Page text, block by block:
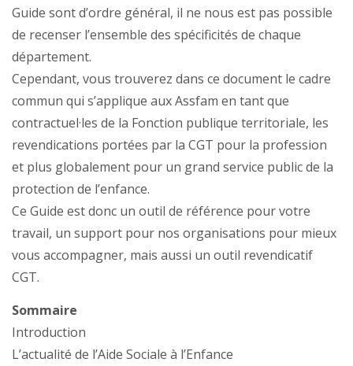
Guide sont d’ordre général, il ne nous est pas possible
de recenser l’ensemble des spécificités de chaque
département.
Cependant, vous trouverez dans ce document le cadre
commun qui s’applique aux Assfam en tant que
contractuel·les de la Fonction publique territoriale, les
revendications portées par la CGT pour la profession
et plus globalement pour un grand service public de la
protection de l’enfance.
Ce Guide est donc un outil de référence pour votre
travail, un support pour nos organisations pour mieux
vous accompagner, mais aussi un outil revendicatif
CGT.
Sommaire
Introduction
L’actualité de l’Aide Sociale à l’Enfance